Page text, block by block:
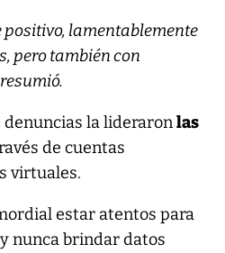
positivo, lamentablemente
pero también con
la lideraronlas
de cuentas
virtuales.
estar atentos para
nunca brindar datos